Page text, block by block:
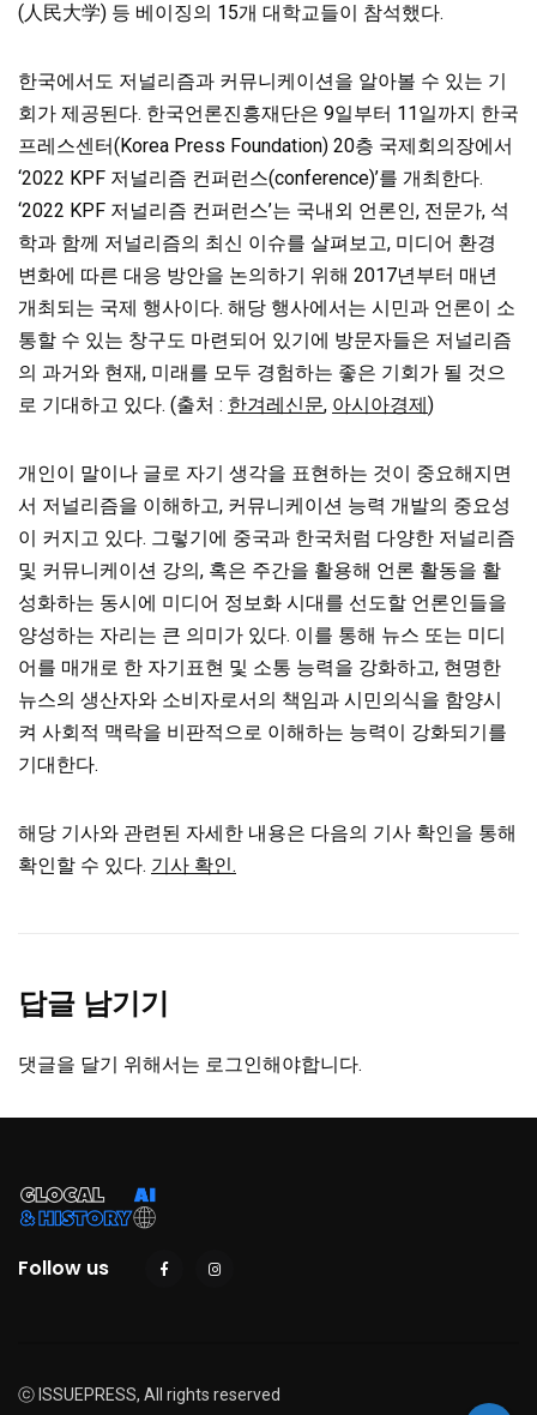
(人民大学) 등 베이징의 15개 대학교들이 참석했다.
한국에서도 저널리즘과 커뮤니케이션을 알아볼 수 있는 기
회가 제공된다. 한국언론진흥재단은 9일부터 11일까지 한국
프레스센터(Korea Press Foundation) 20층 국제회의장에서
‘2022 KPF 저널리즘 컨퍼런스(conference)’를 개최한다.
‘2022 KPF 저널리즘 컨퍼런스’는 국내외 언론인, 전문가, 석
학과 함께 저널리즘의 최신 이슈를 살펴보고, 미디어 환경
변화에 따른 대응 방안을 논의하기 위해 2017년부터 매년
개최되는 국제 행사이다. 해당 행사에서는 시민과 언론이 소
통할 수 있는 창구도 마련되어 있기에 방문자들은 저널리즘
의 과거와 현재, 미래를 모두 경험하는 좋은 기회가 될 것으
로 기대하고 있다. (출처 : 한겨레신문, 아시아경제)
개인이 말이나 글로 자기 생각을 표현하는 것이 중요해지면
서 저널리즘을 이해하고, 커뮤니케이션 능력 개발의 중요성
이 커지고 있다. 그렇기에 중국과 한국처럼 다양한 저널리즘
및 커뮤니케이션 강의, 혹은 주간을 활용해 언론 활동을 활
성화하는 동시에 미디어 정보화 시대를 선도할 언론인들을
양성하는 자리는 큰 의미가 있다. 이를 통해 뉴스 또는 미디
어를 매개로 한 자기표현 및 소통 능력을 강화하고, 현명한
뉴스의 생산자와 소비자로서의 책임과 시민의식을 함양시
켜 사회적 맥락을 비판적으로 이해하는 능력이 강화되기를
기대한다.
해당 기사와 관련된 자세한 내용은 다음의 기사 확인을 통해
확인할 수 있다. 기사 확인.
답글 남기기
댓글을 달기 위해서는 로그인해야합니다.
Follow us
ⓒ ISSUEPRESS, All rights reserved